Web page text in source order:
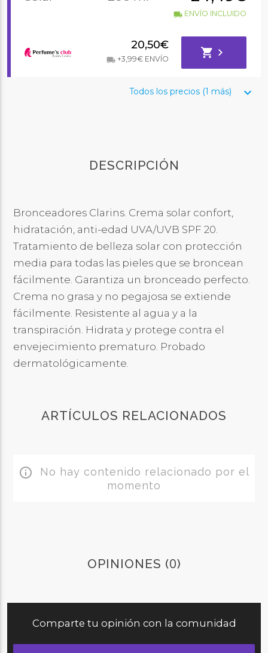
local_shippingENVÍO INCLUIDO
20,50€
local_shipping+3,99€ ENVÍO shopping_cart chevron_right
keyboard_arrow_down
Todos los precios (1 más)
DESCRIPCIÓN
Bronceadores Clarins. Crema solar confort,
hidratación, anti-edad UVA/UVB SPF 20.
Tratamiento de belleza solar con protección
media para todas las pieles que se broncean
fácilmente. Garantiza un bronceado perfecto.
Crema no grasa y no pegajosa se extiende
fácilmente. Resistente al agua y a la
transpiración. Hidrata y protege contra el
envejecimiento prematuro. Probado
dermatológicamente.
ARTÍCULOS RELACIONADOS
info_outline No hay contenido relacionado por el
momento
OPINIONES (0)
Comparte tu opinión con la comunidad